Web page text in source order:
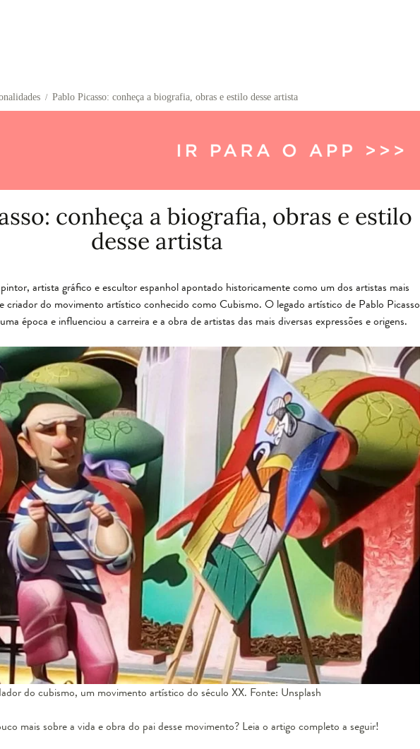
/ Pablo Picasso: conheça a biografia, obras e estilo desse artista
conheça a biografia, obras e estilo
desse artista
artista gráfico e escultor espanhol apontado historicamente como um dos artistas mais
criador do movimento artístico conhecido como Cubismo. O legado artístico de Pablo Picasso
época e influenciou a carreira e a obra de artistas das mais diversas expressões e origens.
do cubismo, um movimento artístico do século XX. Fonte: Unsplash
mais sobre a vida e obra do pai desse movimento? Leia o artigo completo a seguir!